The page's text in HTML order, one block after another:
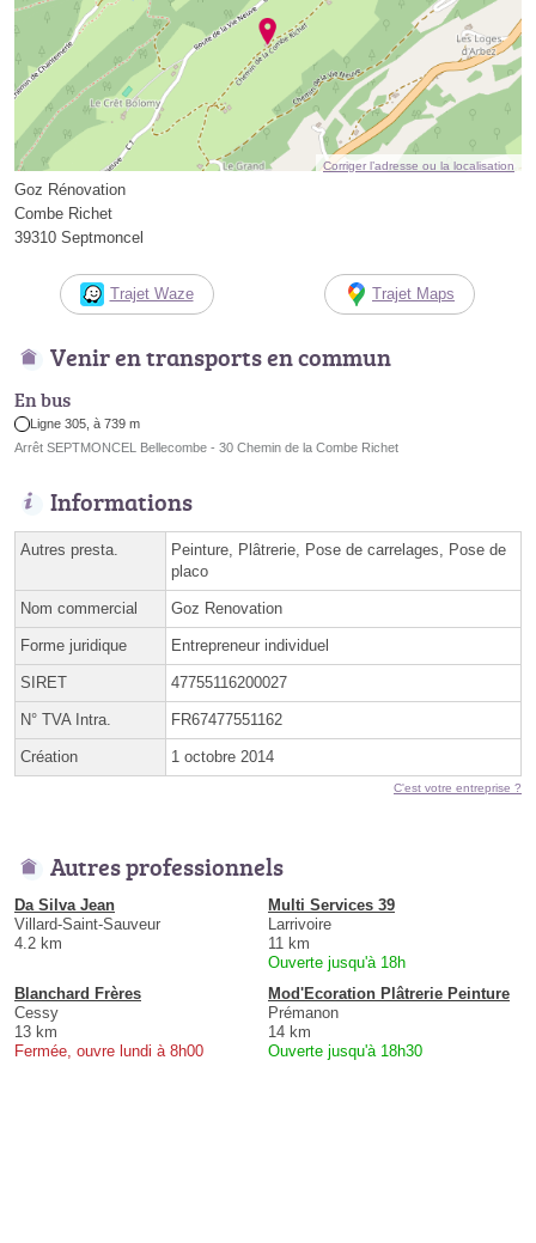
Corriger l’adresse ou la localisation
Goz Rénovation
Combe Richet
39310 Septmoncel
Trajet Waze Trajet Maps
Venir en transports en commun
En bus
Ligne 305, à 739 m
Arrêt SEPTMONCEL Bellecombe - 30 Chemin de la Combe Richet
Informations
Autres presta.
Peinture, Plâtrerie, Pose de carrelages, Pose de
placo
Nom commercial Goz Renovation
Forme juridique Entrepreneur individuel
SIRET 47755116200027
N° TVA Intra. FR67477551162
Création 1 octobre 2014
C'est votre entreprise ?
Autres professionnels
Da Silva Jean
Villard-Saint-Sauveur
4.2 km
Multi Services 39
Larrivoire
11 km
Ouverte jusqu'à 18h
Blanchard Frères
Cessy
13 km
Fermée, ouvre lundi à 8h00
Mod'Ecoration Plâtrerie Peinture
Prémanon
14 km
Ouverte jusqu'à 18h30